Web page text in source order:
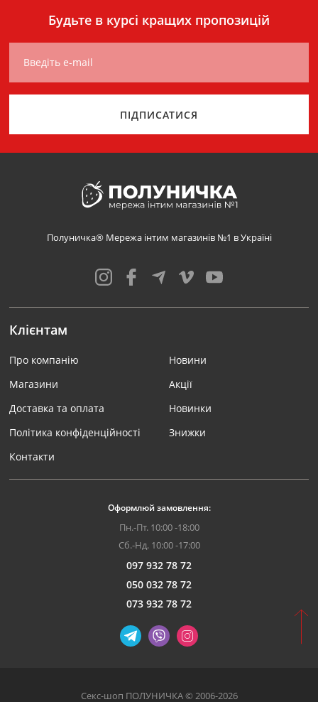
Будьте в курсі кращих пропозицій
Введіть e-mail
ПІДПИСАТИСЯ
Полуничка® Мережа інтим магазинів №1 в Україні
Клієнтам
Про компанію
Магазини
Доставка та оплата
Політика конфіденційності
Контакти
Новини
Акції
Новинки
Знижки
Оформлюй замовлення:
Пн.-Пт. 10:00 -18:00
Сб.-Нд. 10:00 -17:00
097 932 78 72
050 032 78 72
073 932 78 72
Секс-шоп ПОЛУНИЧКА © 2006-2026